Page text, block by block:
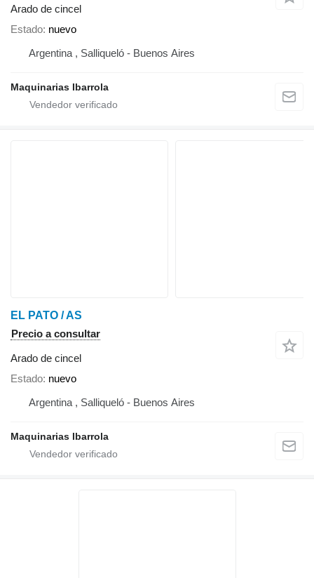
Arado de cincel
Estado nuevo
Argentina , Salliqueló - Buenos Aires
Maquinarias Ibarrola
EL PATO / AS
Precio a consultar
Arado de cincel
Estado nuevo
Argentina , Salliqueló - Buenos Aires
Maquinarias Ibarrola